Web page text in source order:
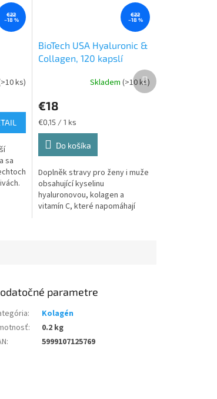
€22
–18 %
ks)
sa
€22
–18 %
BioTech USA Hyaluronic &
Collagen, 120 kapslí
Skladem (>10 ks)
€18
Jednotková
cena:
€0,15 / 1 ks
Do košíka
Doplněk stravy pro ženy i muže
obsahující kyselinu
hyaluronovou, kolagen a
vitamín C, které napomáhají
Ďalší
produkt
parametre
:
Kolagén
:
0.2 kg
: 5999107125769